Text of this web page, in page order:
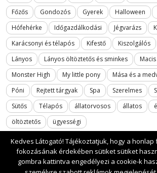
Főzős
Gondozós Gyerek Halloween
Hófehérke
Időgazdálkodási Jégvarázs
Karácsonyi és télapós
Kifestő Kiszolgálós
Lányos
Lányos öltöztetős és sminkes Macis
Monster High
My little pony Mása és a
Póni
Rejtett tárgyak Spa Szerelmes
Sütős
Télapós állatorvosos állatos
öltöztetős
ügyességi
2017 All rights reserved.
Kedves Látogató! Tájékoztatjuk, hogy a
fokozásának érdekében sütiket sütiket
gombra kattintva engedélyezi a cookie-k